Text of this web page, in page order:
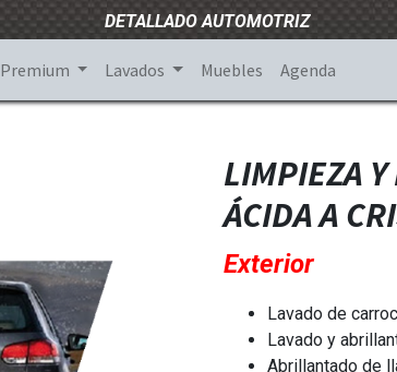
DETALLADO AUTOMOTRIZ
Premium Lavados Muebles Agenda
LIMPIEZA Y
ÁCIDA A
Exterior
Lavado de
Lavado y
Abrillantado de